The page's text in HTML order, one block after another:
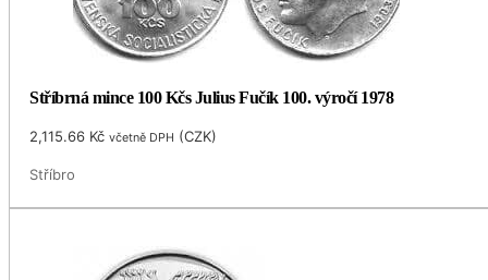
Stříbrná mince 100 Kčs Julius Fučík 100. výročí 1978
2,115.66 Kč včetně DPH (CZK)
Stříbro